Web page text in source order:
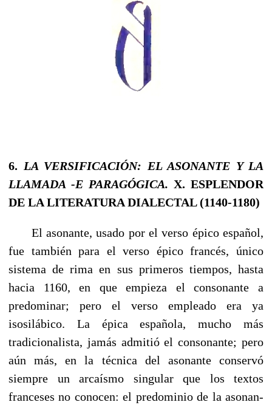
6. LA VERSIFICACIÓN: EL ASONANTE Y LA
LLAMADA -E PARAGÓGICA. X. ESPLENDOR
DE LA LITERATURA DIALECTAL (1140-1180)
El asonante, usado por el verso épico español,
fue tam­bién para el verso épico francés, único
sistema de rima en sus primeros tiempos, hasta
hacia 1160, en que empieza el consonante a
predominar; pero el verso empleado era ya
isosilábico. La épica española, mucho más
tradicionalista, jamás admitió el consonante; pero
aún más, en la técnica del asonante conservó
siempre un arcaísmo singular que los textos
franceses no conocen: el predominio de la asonan­